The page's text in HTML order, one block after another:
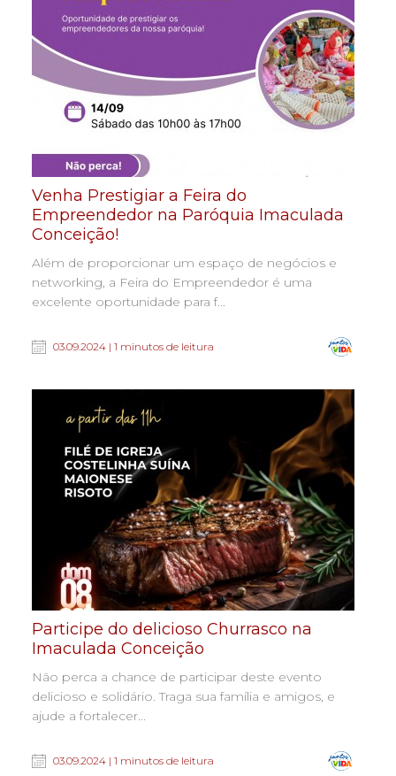
Venha Prestigiar a Feira do
Empreendedor na Paróquia Imaculada
Conceição!
Além de proporcionar um espaço de negócios e
networking, a Feira do Empreendedor é uma
excelente oportunidade para f...
03.09.2024 | 1 minutos de leitura
Participe do delicioso Churrasco na
Imaculada Conceição
Não perca a chance de participar deste evento
delicioso e solidário. Traga sua família e amigos, e
ajude a fortalecer...
03.09.2024 | 1 minutos de leitura